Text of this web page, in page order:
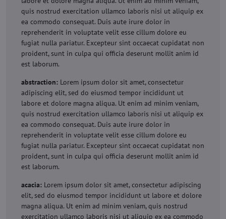
quis nostrud exercitation ullamco laboris nisi ut aliquip ex
ea commodo consequat. Duis aute irure dolor in
reprehenderit in voluptate velit esse cillum dolore eu
fugiat nulla pariatur. Excepteur sint occaecat cupidatat non
proident, sunt in culpa qui officia deserunt mollit anim id
est laborum.
abstraction: Lorem ipsum dolor sit amet, consectetur
adipiscing elit, sed do eiusmod tempor incididunt ut
labore et dolore magna aliqua. Ut enim ad minim veniam,
quis nostrud exercitation ullamco laboris nisi ut aliquip ex
ea commodo consequat. Duis aute irure dolor in
reprehenderit in voluptate velit esse cillum dolore eu
fugiat nulla pariatur. Excepteur sint occaecat cupidatat non
proident, sunt in culpa qui officia deserunt mollit anim id
est laborum.
acacia: Lorem ipsum dolor sit amet, consectetur adipiscing
elit, sed do eiusmod tempor incididunt ut labore et dolore
magna aliqua. Ut enim ad minim veniam, quis nostrud
exercitation ullamco laboris nisi ut aliquip ex ea commodo